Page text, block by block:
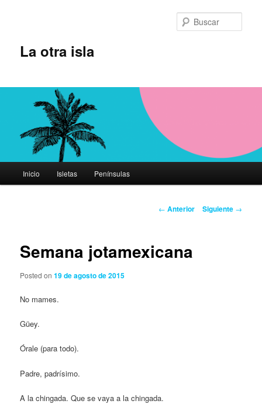
La otra isla
Inicio Isletas Penínsulas
Navegación
← Anterior Siguiente →
Semana jotamexicana
Posted on19 de agosto de 2015
No mames.
Güey.
Órale (para todo).
Padre, padrísimo.
A la chingada. Que se vaya a la chingada.